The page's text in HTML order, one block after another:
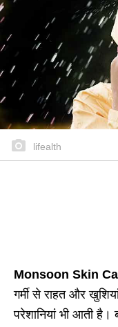
lifealth
Monsoon Skin
गर्मी से राहत और
परेशानियां भी आती